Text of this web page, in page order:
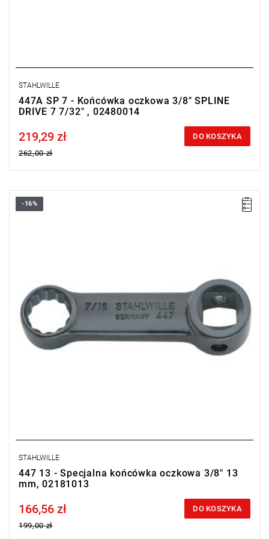
STAHLWILLE
447A SP 7 - Końcówka oczkowa 3/8" SPLINE
DRIVE 7 7/32" , 02480014
Price tax included
219,29 zł
262,00 zł
DO KOSZYKA
-16%
STAHLWILLE
447 13 - Specjalna końcówka oczkowa 3/8" 13
mm, 02181013
Price tax included
166,56 zł
199,00 zł
DO KOSZYKA